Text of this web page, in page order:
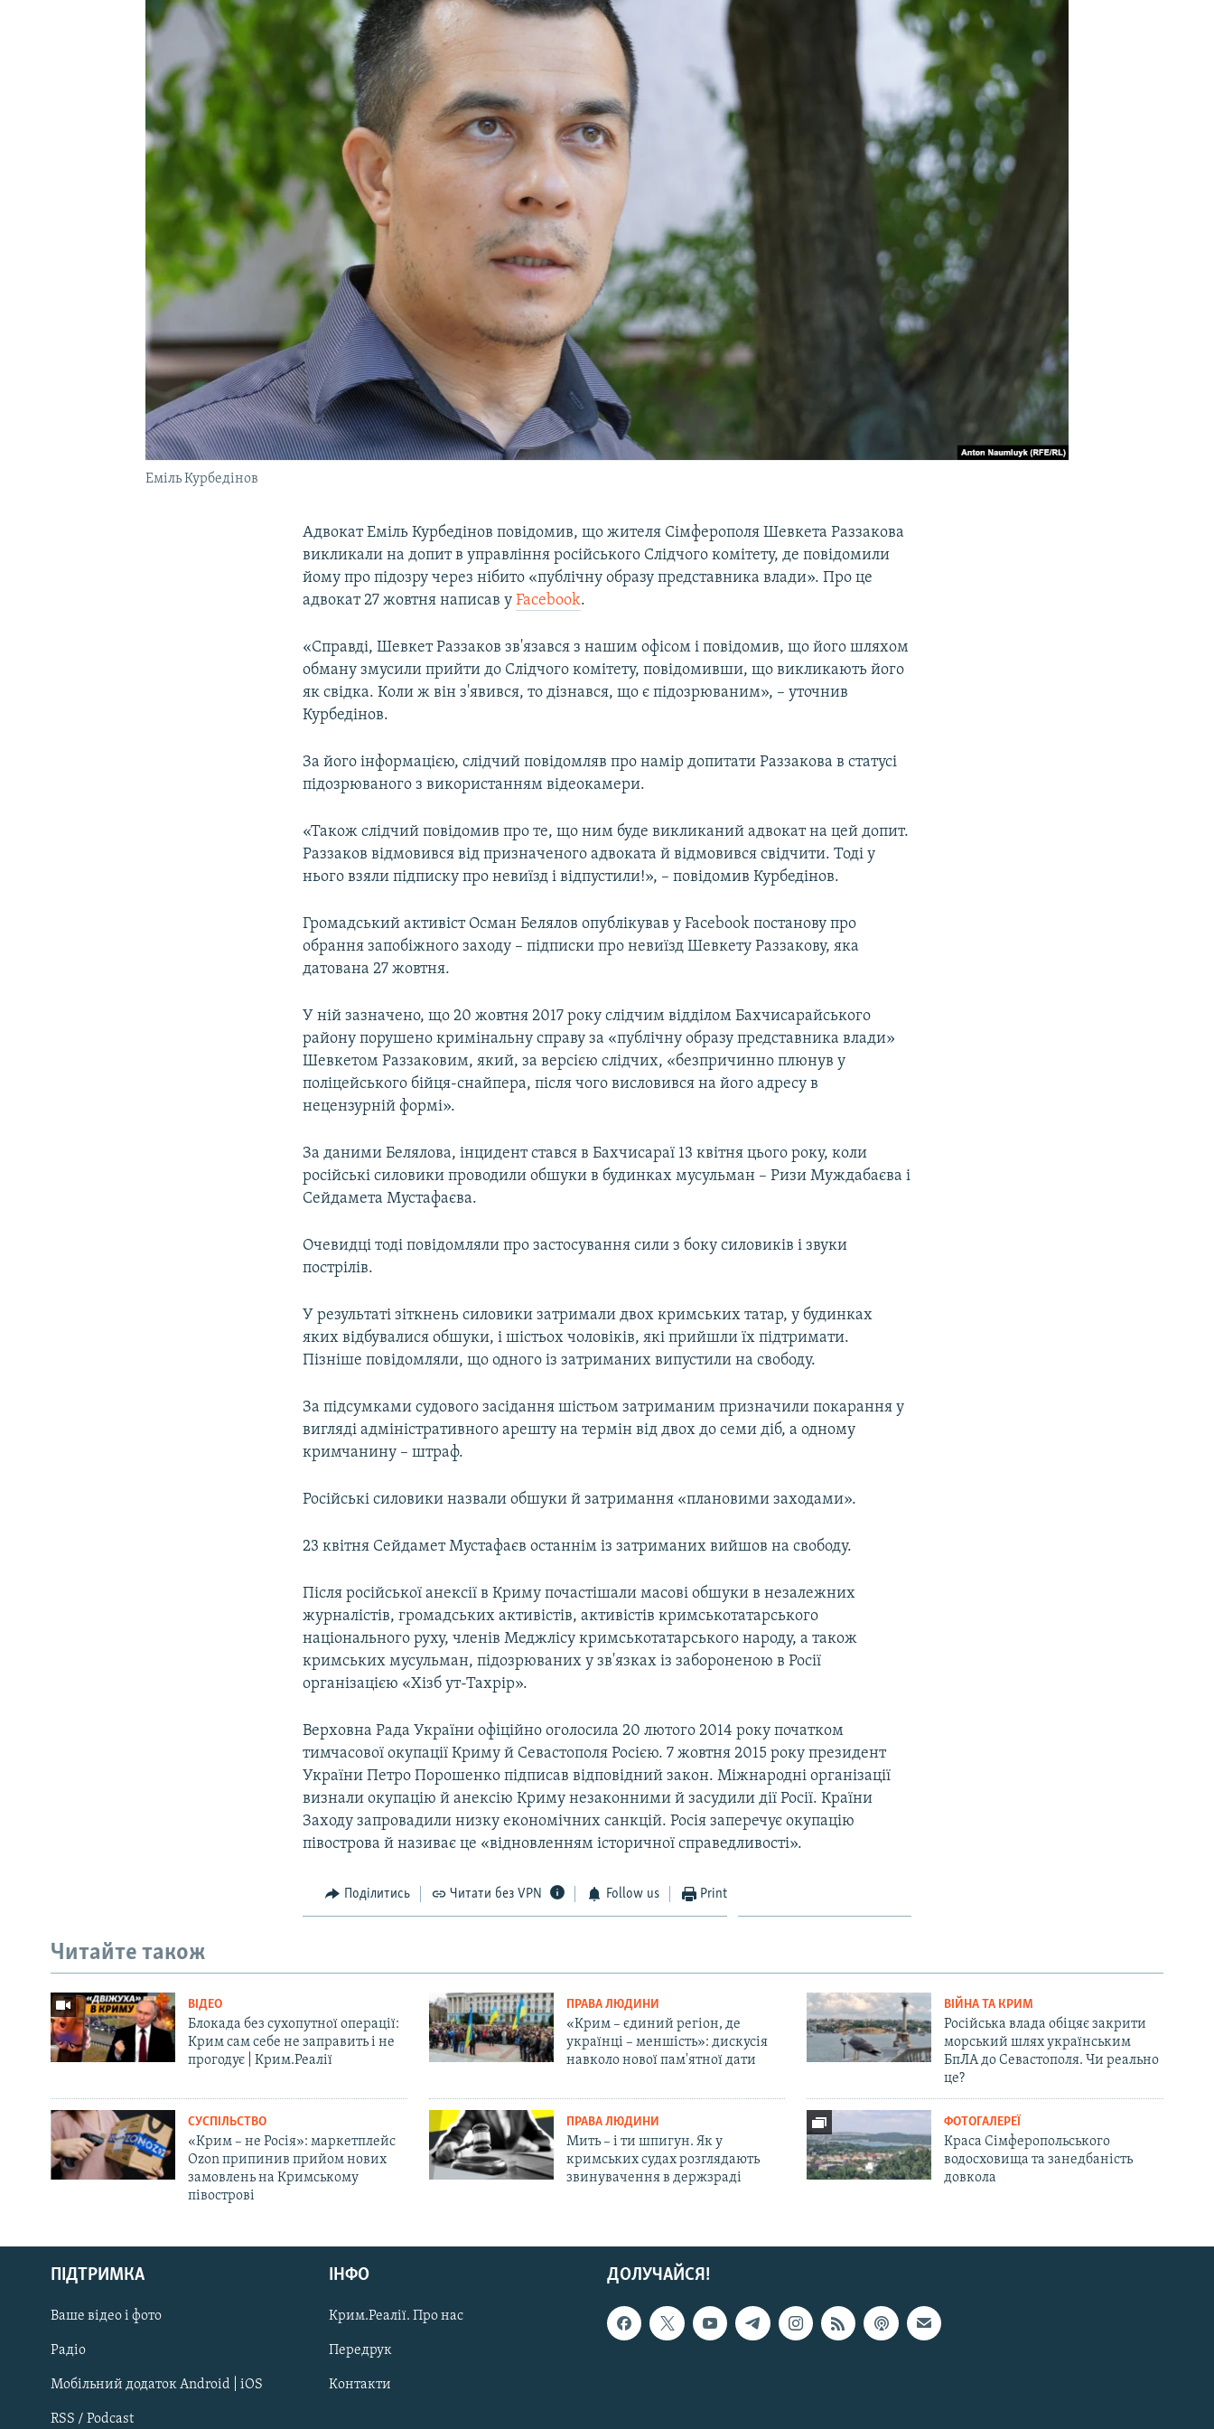
УКРАЇНСЬКА ПРОБЛЕМА КРИМУ
Русский
Qırımtatar
ДОЛУЧАЙСЯ!
Еміль Курбедінов
Адвокат Еміль Курбедінов повідомив, що жителя Сімферополя Шевкета Раззакова
викликали на допит в управління російського Слідчого комітету, де повідомили
йому про підозру через нібито «публічну образу представника влади». Про це
адвокат 27 жовтня написав уFacebook.
«Справді, Шевкет Раззаков зв'язався з нашим офісом і повідомив, що його шляхом
обману змусили прийти до Слідчого комітету, повідомивши, що викликають його
як свідка. Коли ж він з'явився, то дізнався, що є підозрюваним», – уточнив
Курбедінов.
За його інформацією, слідчий повідомляв про намір допитати Раззакова в статусі
підозрюваного з використанням відеокамери.
«Також слідчий повідомив про те, що ним буде викликаний адвокат на цей допит.
Раззаков відмовився від призначеного адвоката й відмовився свідчити. Тоді у
нього взяли підписку про невиїзд і відпустили!», – повідомив Курбедінов.
Громадський активіст Осман Белялов опублікував у Facebook постанову про
обрання запобіжного заходу – підписки про невиїзд Шевкету Раззакову, яка
датована 27 жовтня.
У ній зазначено, що 20 жовтня 2017 року слідчим відділом Бахчисарайського
району порушено кримінальну справу за «публічну образу представника влади»
Шевкетом Раззаковим, який, за версією слідчих, «безпричинно плюнув у
поліцейського бійця-снайпера, після чого висловився на його адресу в
нецензурній формі».
За даними Белялова, інцидент стався в Бахчисараї 13 квітня цього року, коли
російські силовики проводили обшуки в будинках мусульман – Ризи Муждабаєва і
Сейдамета Мустафаєва.
Очевидці тоді повідомляли про застосування сили з боку силовиків і звуки
пострілів.
У результаті зіткнень силовики затримали двох кримських татар, у будинках
яких відбувалися обшуки, і шістьох чоловіків, які прийшли їх підтримати.
Пізніше повідомляли, що одного із затриманих випустили на свободу.
За підсумками судового засідання шістьом затриманим призначили покарання у
вигляді адміністративного арешту на термін від двох до семи діб, а одному
кримчанину – штраф.
Російські силовики назвали обшуки й затримання «плановими заходами».
23 квітня Сейдамет Мустафаєв останнім із затриманих вийшов на свободу.
Після російської анексії в Криму почастішали масові обшуки в незалежних
журналістів, громадських активістів, активістів кримськотатарського
національного руху, членів Меджлісу кримськотатарського народу, а також
кримських мусульман, підозрюваних у зв'язках із забороненою в Росії
організацією «Хізб ут-Тахрір».
Верховна Рада України офіційно оголосила 20 лютого 2014 року початком
тимчасової окупації Криму й Севастополя Росією. 7 жовтня 2015 року президент
України Петро Порошенко підписав відповідний закон. Міжнародні організації
визнали окупацію й анексію Криму незаконними й засудили дії Росії. Країни
Заходу запровадили низку економічних санкцій. Росія заперечує окупацію
півострова й називає це «відновленням історичної справедливості».
Поділитись Читати без VPN Follow us Print
Читайте також
ВІДЕО
Блокада без сухопутної операції:
Крим сам себе не заправить і не
прогодує | Крим.Реалії
ПРАВА ЛЮДИНИ
«Крим – єдиний регіон, де
українці – меншість»: дискусія
навколо нової пам'ятної дати
ВІЙНА ТА КРИМ
Російська влада обіцяє закрити
морський шлях українським
БпЛА до Севастополя. Чи реально
це?
СУСПІЛЬСТВО
«Крим – не Росія»: маркетплейс
Ozon припинив прийом нових
замовлень на Кримському
півострові
ПРАВА ЛЮДИНИ
Мить – і ти шпигун. Як у
кримських судах розглядають
звинувачення в держзраді
ФОТОГАЛЕРЕЇ
Краса Сімферопольського
водосховища та занедбаність
довкола
ДОЛУЧАЙСЯ!
ПІДТРИМКА
Ваше відео і фото
Радіо
Мобільний додаток Android | iOS
RSS / Podcast
ІНФО
Крим.Реалії. Про нас
Передрук
Контакти